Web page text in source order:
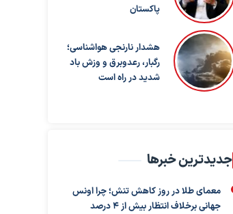
پاکستان
هشدار نارنجی هواشناسی؛
رگبار، رعدوبرق و وزش باد
شدید در راه است
جدیدترین خبرها
معمای طلا در روز کاهش تنش؛ چرا اونس
جهانی برخلاف انتظار بیش از ۴ درصد